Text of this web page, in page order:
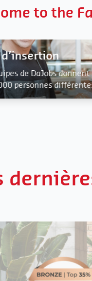
to the
de DaJobs
personnes